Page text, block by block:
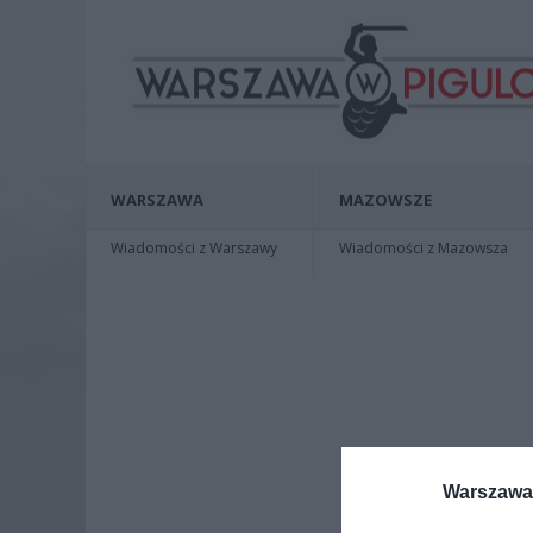
WARSZAWA
Wiadomości z Warszawy
MAZOWSZE
Wiadomości z Mazowsza